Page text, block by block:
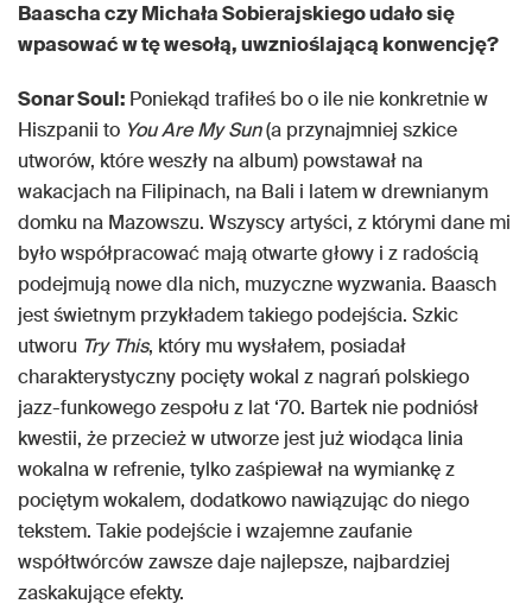
Baascha czy Michała Sobierajskiego udało się
wpasować w tę wesołą, uwznioślającą konwencję?
Sonar Soul: Poniekąd trafiłeś bo o ile nie konkretnie w
Hiszpanii to You Are My Sun(a przynajmniej szkice
utworów, które weszły na album) powstawał na
wakacjach na Filipinach, na Bali i latem w drewnianym
domku na Mazowszu. Wszyscy artyści, z którymi dane mi
było współpracować mają otwarte głowy i z radością
podejmują nowe dla nich, muzyczne wyzwania. Baasch
jest świetnym przykładem takiego podejścia. Szkic
utworu Try This, który mu wysłałem, posiadał
charakterystyczny pocięty wokal z nagrań polskiego
jazz-funkowego zespołu z lat ‘70. Bartek nie podniósł
kwestii, że przecież w utworze jest już wiodąca linia
wokalna w refrenie, tylko zaśpiewał na wymiankę z
pociętym wokalem, dodatkowo nawiązując do niego
tekstem. Takie podejście i wzajemne zaufanie
współtwórców zawsze daje najlepsze, najbardziej
zaskakujące efekty.